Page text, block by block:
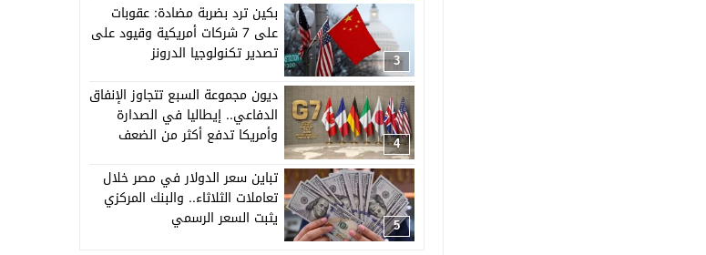
3
بكين ترد بضربة مضادة: عقوبات
على 7 شركات أمريكية وقيود على
تصدير تكنولوجيا الدرونز
4
ديون مجموعة السبع تتجاوز الإنفاق
الدفاعي.. إيطاليا في الصدارة
وأمريكا تدفع أكثر من الضعف
5
تباين سعر الدولار في مصر خلال
تعاملات الثلاثاء.. والبنك المركزي
يثبت السعر الرسمي